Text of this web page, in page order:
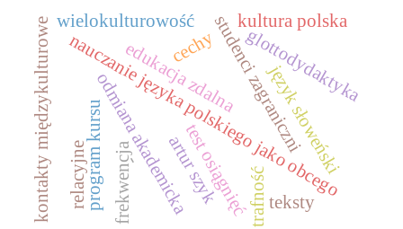
nauczanie języka polskiego jako obcego
odmiana akademicka
program kursu studenci zagraniczni
glottodydaktyka
wielokulturowość
edukacja zdalna
test osiągnięćtrafność
kultura polska
kontakty międzykulturowe artur szyk język słoweński
frekwencja
relacyjne
cechy
teksty
-